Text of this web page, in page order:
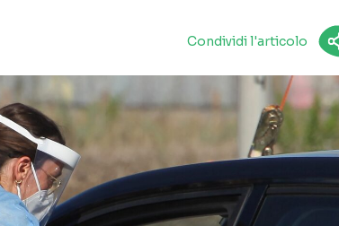
Condividi l'articolo